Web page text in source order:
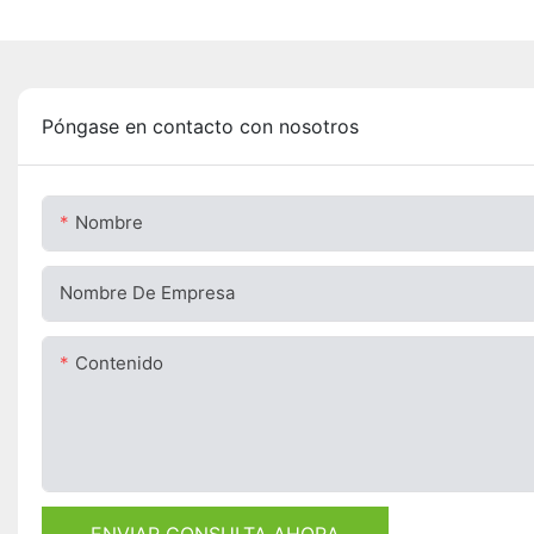
Póngase en contacto con nosotros
Nombre
Nombre De Empresa
Contenido